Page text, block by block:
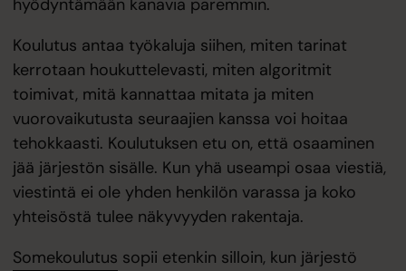
hyödyntämään kanavia paremmin.
Koulutus antaa työkaluja siihen, miten tarinat
kerrotaan houkuttelevasti, miten algoritmit
toimivat, mitä kannattaa mitata ja miten
vuorovaikutusta seuraajien kanssa voi hoitaa
tehokkaasti. Koulutuksen etu on, että osaaminen
jää järjestön sisälle. Kun yhä useampi osaa viestiä,
viestintä ei ole yhden henkilön varassa ja koko
yhteisöstä tulee näkyvyyden rakentaja.
Somekoulutus sopii etenkin silloin, kun järjestö